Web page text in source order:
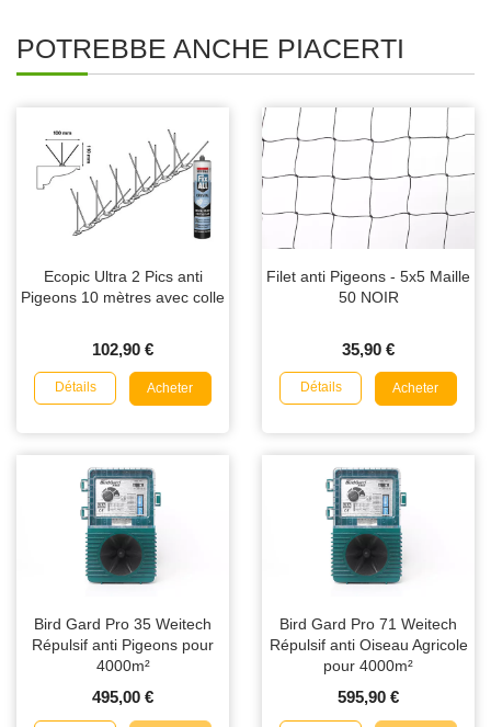
POTREBBE ANCHE PIACERTI
Ecopic Ultra 2 Pics anti
Pigeons 10 mètres avec colle
102,90 €
Détails Acheter
Filet anti Pigeons - 5x5 Maille
50 NOIR
35,90 €
Détails Acheter
Bird Gard Pro 35 Weitech
Répulsif anti Pigeons pour
4000m²
495,00 €
Bird Gard Pro 71 Weitech
Répulsif anti Oiseau Agricole
pour 4000m²
595,90 €